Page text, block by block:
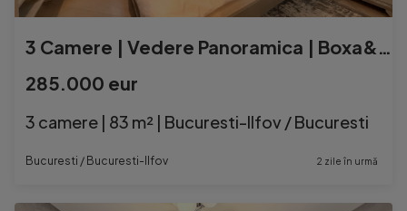
3 Camere | Vedere Panoramica | Boxa&Parcare | Cortina North
285.000 eur
3 camere | 83 m² | Bucuresti-Ilfov / Bucuresti
Bucuresti / Bucuresti-Ilfov 2 zile în urmă